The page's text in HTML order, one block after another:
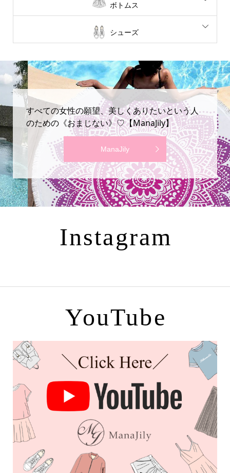
ボトムス
シューズ
すべての女性の願望、美しくありたいという人
のための《おまじない》♡【ManaJily】
ManaJily
Instagram
YouTube